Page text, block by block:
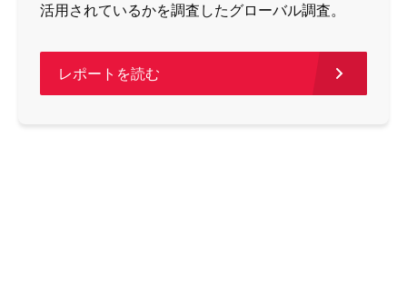
活用されているかを調査したグローバル調査。
レポートを読む